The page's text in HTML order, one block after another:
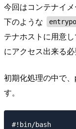
今回はコンテナイ
下のような
テナホストに用意
にアクセス出来る必
初期化処理の中で
す。
#!bin/bash